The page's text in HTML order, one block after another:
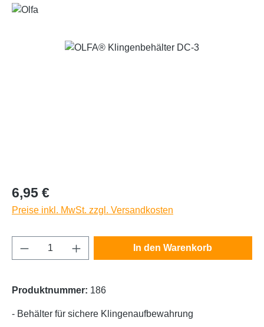
Bildergalerie überspringen
Regulärer Preis:
6,95 €
Preise inkl. MwSt. zzgl. Versandkosten
Produkt Anzahl: Gib den gewünschten
In den Warenkorb
Produktnummer: 186
- Behälter für sichere Klingenaufbewahrung